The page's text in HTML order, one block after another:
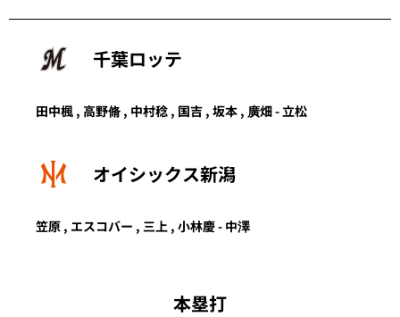
千葉ロッテ
田中楓 , 高野脩 , 中村稔 , 国吉 , 坂本 , 廣畑-立松
オイシックス新潟
笠原 , エスコバー , 三上 , 小林慶 - 中澤
本塁打